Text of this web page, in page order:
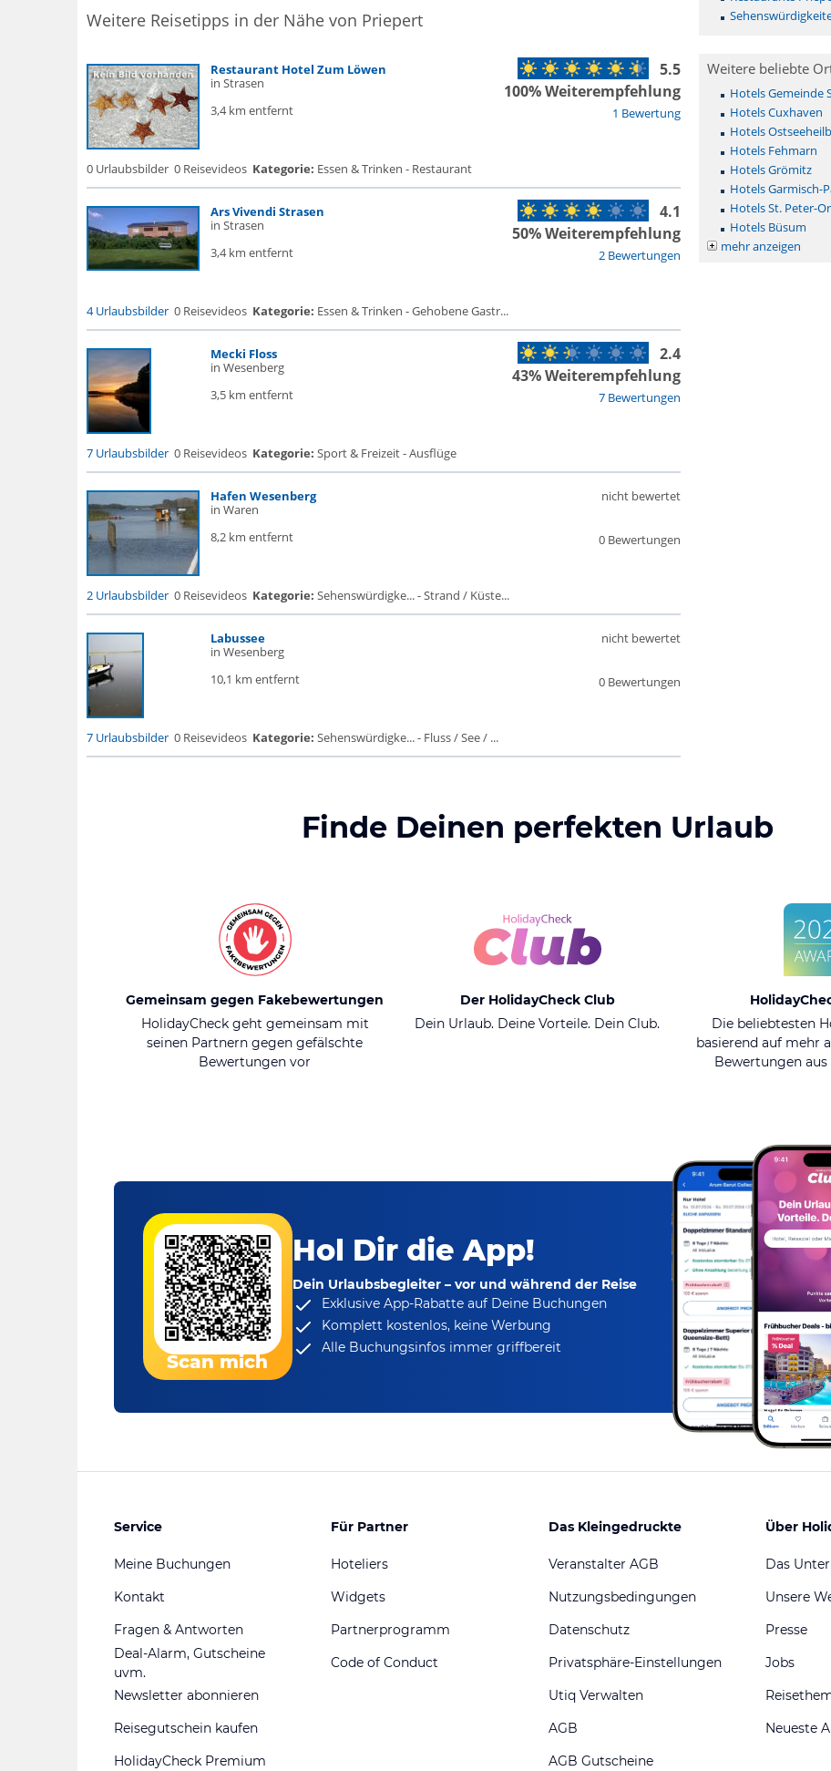
Weitere Reisetipps in der Nähe von Priepert
Restaurant Hotel Zum Löwen
in Strasen
3,4 km entfernt
1 Bewertung
5.5
100% Weiterempfehlung
0 Urlaubsbilder 0 Reisevideos Kategorie: Essen & Trinken - Restaurant
Ars Vivendi Strasen
in Strasen
3,4 km entfernt
2 Bewertungen
4.1
50% Weiterempfehlung
4 Urlaubsbilder 0 Reisevideos Kategorie: Essen & Trinken - Gehobene Gastr...
Mecki Floss
in Wesenberg
3,5 km entfernt
7 Bewertungen
2.4
43% Weiterempfehlung
7 Urlaubsbilder 0 Reisevideos Kategorie: Sport & Freizeit - Ausflüge
Hafen Wesenberg
in Waren
8,2 km entfernt
0 Bewertungen
nicht bewertet
2 Urlaubsbilder 0 Reisevideos Kategorie: Sehenswürdigke... - Strand / Küste...
Labussee
in Wesenberg
10,1 km entfernt
0 Bewertungen
nicht bewertet
7 Urlaubsbilder 0 Reisevideos Kategorie: Sehenswürdigke... - Fluss / See / ...
Weitere beliebte
Hotels Gemeinde
Hotels Cuxhaven
Hotels
Hotels Fehmarn
Hotels Grömitz
Hotels Garmisch-
Hotels St. Peter-
Hotels Büsum
mehr anzeigen
Finde Deinen perfekten Urlaub
Gemeinsam gegen Fakebewertungen
HolidayCheck geht gemeinsam mit
seinen Partnern gegen gefälschte
Bewertungen vor
Der HolidayCheck Club
Dein Urlaub. Deine Vorteile. Dein Club.
Die beliebtesten
basierend auf mehr
Bewertungen aus
Scan mich
Hol Dir die App!
Dein Urlaubsbegleiter – vor und während der Reise
Exklusive App-Rabatteauf Deine Buchungen
Komplett kostenlos, keine Werbung
Alle Buchungsinfos immer griffbereit
Service
Meine Buchungen
Kontakt
Fragen & Antworten
Deal-Alarm, Gutscheine
uvm.
Newsletter abonnieren
Reisegutschein kaufen
HolidayCheck Premium
Für Partner
Hoteliers
Widgets
Partnerprogramm
Code of Conduct
Das Kleingedruckte
Veranstalter AGB
Nutzungsbedingungen
Datenschutz
Privatsphäre-Einstellungen
Utiq Verwalten
AGB
AGB Gutscheine
Über
Das
Unsere
Presse
Jobs
Neueste